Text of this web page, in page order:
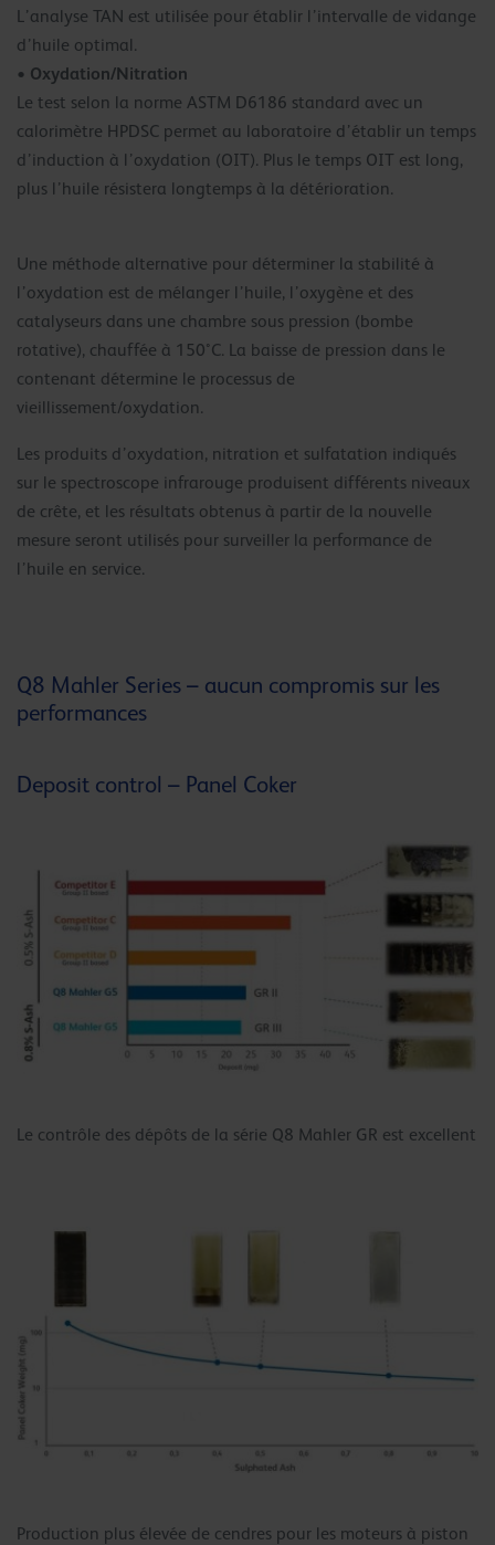
L’analyse TAN est utilisée pour établir l’intervalle de vidange
d’huile optimal.
• Oxydation/Nitration
Le test selon la norme ASTM D6186 standard avec un
calorimètre HPDSC permet au laboratoire d’établir un temps
d’induction à l’oxydation (OIT). Plus le temps OIT est long,
plus l’huile résistera longtemps à la détérioration.
Une méthode alternative pour déterminer la stabilité à
l’oxydation est de mélanger l’huile, l’oxygène et des
catalyseurs dans une chambre sous pression (bombe
rotative), chauffée à 150°C. La baisse de pression dans le
contenant détermine le processus de
vieillissement/oxydation.
Les produits d’oxydation, nitration et sulfatation indiqués
sur le spectroscope infrarouge produisent différents niveaux
de crête, et les résultats obtenus à partir de la nouvelle
mesure seront utilisés pour surveiller la performance de
l’huile en service.
Q8 Mahler Series – aucun compromis sur les
performances
Deposit control – Panel Coker
Le contrôle des dépôts de la série Q8 Mahler GR est excellent
Production plus élevée de cendres pour les moteurs à piston